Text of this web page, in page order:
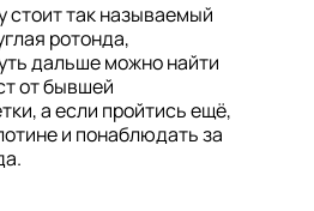
стоит так называемый
ротонда,
дальше можно найти
от бывшей
а если пройтись ещё,
и понаблюдать за